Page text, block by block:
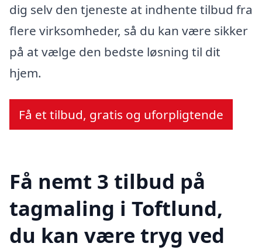
dig selv den tjeneste at indhente tilbud fra
flere virksomheder, så du kan være sikker
på at vælge den bedste løsning til dit
hjem.
Få et tilbud, gratis og uforpligtende
Få nemt 3 tilbud på
tagmaling i Toftlund,
du kan være tryg ved